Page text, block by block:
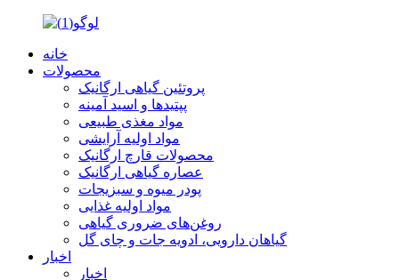
خانه
محصولات
پروتئین گیاهی ارگانیک
پپتیدها و اسید آمینه
مواد مغذی طبیعی
مواد اولیه آرایشی
محصولات قارچ ارگانیک
عصاره گیاهی ارگانیک
پودر میوه و سبزیجات
مواد اولیه غذایی
روغن‌های ضروری گیاهی
گیاهان دارویی، ادویه جات و چای گل
اخبار
اخبار